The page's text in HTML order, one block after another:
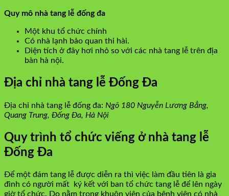
Quy mô nhà tang lễ đống đa
Một khu tổ chức chính
Có nhà lạnh bảo quan thi hài.
Diện tích ở đây hơi nhỏ so với các nhà tang lễ trên địa
bàn hà nội.
Địa chỉ nhà tang lễ Đống Đa
Địa chỉ nhà tang lễ đống đa: Ngõ 180 Nguyễn Lương Bẳng,
Quang Trung, Đống Đa, Hà Nội
Quy trình tổ chức viếng ở nhà tang lễ
Đống Đa
Để một đám tang lễ được diễn ra thì việc làm đầu tiên là gia
đình có người mất ký kết với ban tổ chức tang lễ để lên ngày
giờ tổ chức. Do nằm trong khuôn viên của bệnh viện có nhà